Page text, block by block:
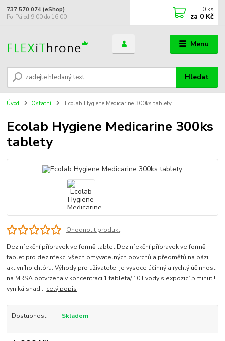
Menu
Hledat
737 570 074 (eShop)
Po-Pá od 9:00 do 16:00
0 ks
za 0 Kč
Úvod Ostatní Ecolab Hygiene Medicarine 300ks tablety
Ecolab Hygiene Medicarine 300ks
tablety
Ohodnotit produkt
Dezinfekční přípravek ve formě tablet Dezinfekční přípravek ve formě
tablet pro dezinfekci všech omyvatelných povrchů a předmětů na bázi
aktivního chlóru. Výhody pro uživatele: je vysoce účinný a rychlý účinnost
na MRSA potvrzena v koncentraci 1 tableta/ 10 l vody s expozicí 5 minut !
vyniká snad... celý popis
Dostupnost Skladem